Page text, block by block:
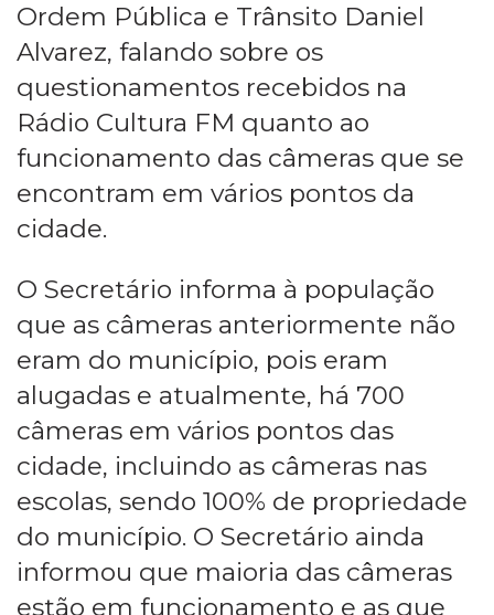
Ordem Pública e Trânsito Daniel
Alvarez, falando sobre os
questionamentos recebidos na
Rádio Cultura FM quanto ao
funcionamento das câmeras que se
encontram em vários pontos da
cidade.
O Secretário informa à população
que as câmeras anteriormente não
eram do município, pois eram
alugadas e atualmente, há 700
câmeras em vários pontos das
cidade, incluindo as câmeras nas
escolas, sendo 100% de propriedade
do município. O Secretário ainda
informou que maioria das câmeras
estão em funcionamento e as que